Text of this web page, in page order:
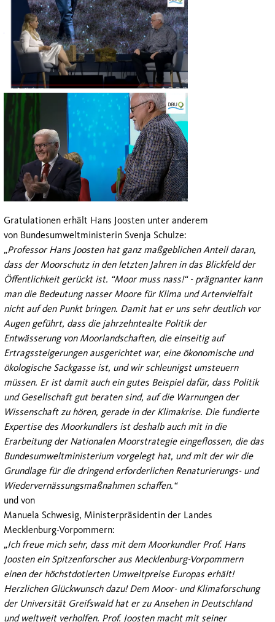
Gratulationen erhält Hans Joosten unter anderem
von Bundesumweltministerin Svenja Schulze:
„Professor Hans Joosten hat ganz maßgeblichen Anteil daran,
dass der Moorschutz in den letzten Jahren in das Blickfeld der
Öffentlichkeit gerückt ist. “Moor muss nass!“ - prägnanter kann
man die Bedeutung nasser Moore für Klima und Artenvielfalt
nicht auf den Punkt bringen. Damit hat er uns sehr deutlich vor
Augen geführt, dass die jahrzehntealte Politik der
Entwässerung von Moorlandschaften, die einseitig auf
Ertragssteigerungen ausgerichtet war, eine ökonomische und
ökologische Sackgasse ist, und wir schleunigst umsteuern
müssen. Er ist damit auch ein gutes Beispiel dafür, dass Politik
und Gesellschaft gut beraten sind, auf die Warnungen der
Wissenschaft zu hören, gerade in der Klimakrise. Die fundierte
Expertise des Moorkundlers ist deshalb auch mit in die
Erarbeitung der Nationalen Moorstrategie eingeflossen, die das
Bundesumweltministerium vorgelegt hat, und mit der wir die
Grundlage für die dringend erforderlichen Renaturierungs- und
Wiedervernässungsmaßnahmen schaffen.“
und von
Manuela Schwesig, Ministerpräsidentin der Landes
Mecklenburg-Vorpommern:
„Ich freue mich sehr, dass mit dem Moorkundler Prof. Hans
Joosten ein Spitzenforscher aus Mecklenburg-Vorpommern
einen der höchstdotierten Umweltpreise Europas erhält!
Herzlichen Glückwunsch dazu! Dem Moor- und Klimaforschung
der Universität Greifswald hat er zu Ansehen in Deutschland
und weltweit verholfen. Prof. Joosten macht mit seiner